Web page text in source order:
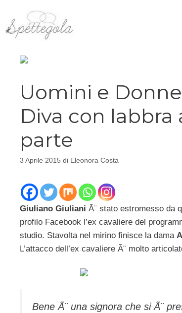
contenuto
Uomini e
Diva con
parte
3 Aprile 2015 di Eleonora Costa
Giuliano Giuliani Ã¨ stato estromesso da
profilo Facebook l’ex cavaliere del
studio. Stavolta nel mirino finisce la dama
L’attacco dell’ex cavaliere Ã¨ molto
Bene Ã¨ una signora che si Ã¨